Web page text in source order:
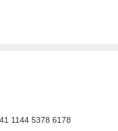
1144 5378 6178